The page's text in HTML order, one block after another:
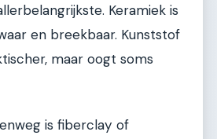
Keramiek is
en breekbaar. Kunststof
maar oogt soms
is fiberclay of